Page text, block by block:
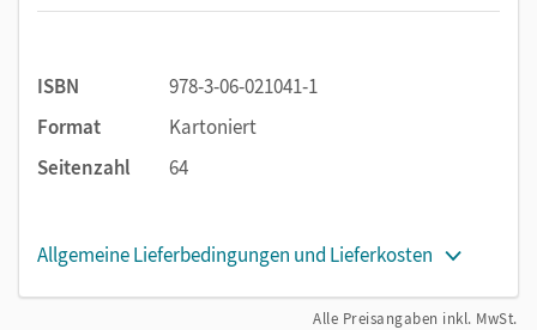
ISBN
978-3-06-021041-1
Format
Kartoniert
Seitenzahl
64
Allgemeine Lieferbedingungen und Lieferkosten
Alle Preisangaben inkl. MwSt.